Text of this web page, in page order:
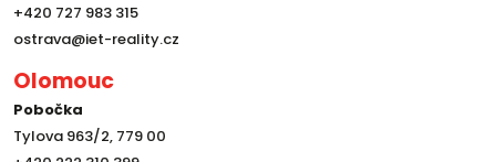
+420 727 983 315
ostrava@iet-reality.cz
Olomouc
Pobočka
Tylova 963/2, 779 00